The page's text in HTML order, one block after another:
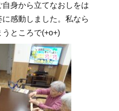
身から立てなおしをは
感動しました。私なら
ところで(+o+)